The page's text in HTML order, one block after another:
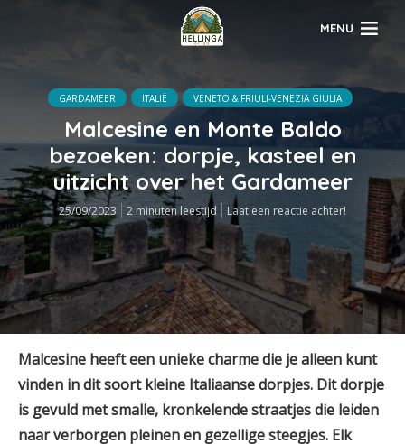
MENU
GARDAMEER ITALIË VENETO & FRIULI-VENEZIA GIULIA
Malcesine en Monte Baldo
bezoeken: dorpje, kasteel en
uitzicht over het Gardameer
25/09/2023 2 minuten leestijd Laat een reactie achter!
Malcesine heeft een unieke charme die je alleen kunt
vinden in dit soort kleine Italiaanse dorpjes. Dit dorpje
is gevuld met smalle, kronkelende straatjes die leiden
naar verborgen pleinen en gezellige steegjes. Elk